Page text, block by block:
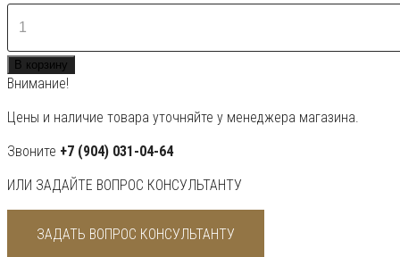
Количество
товара
Дверь
для
саун
Бронза
матовая
2
В корзину
Внимание!
Цены и наличие товара уточняйте у менеджера магазина.
Звоните +7 (904) 031-04-64
ИЛИ ЗАДАЙТЕ ВОПРОС КОНСУЛЬТАНТУ
ЗАДАТЬ ВОПРОС КОНСУЛЬТАНТУ